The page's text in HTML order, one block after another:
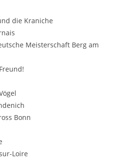
die Kraniche
Meisterschaft Berg am
Bonn
Loire